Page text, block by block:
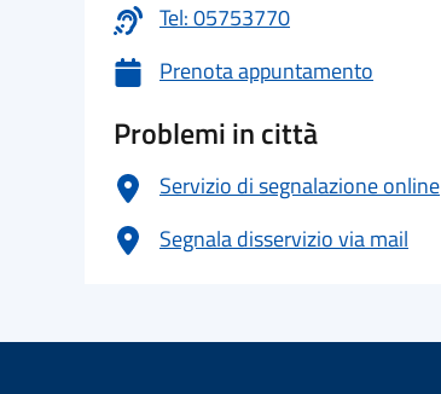
Tel: 05753770
Prenota appuntamento
Problemi in città
Servizio di segnalazione online
Segnala disservizio via mail